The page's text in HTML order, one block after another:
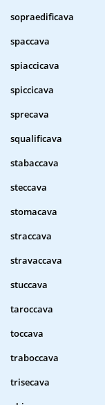
sopraedificava
spaccava
spiaccicava
spiccicava
sprecava
squalificava
stabaccava
steccava
stomacava
straccava
stravaccava
stuccava
taroccava
toccava
traboccava
trisecava